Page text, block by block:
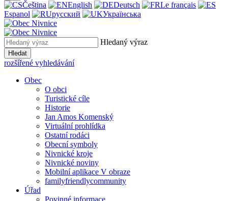
Čeština English Deutsch
Le français
Espanol
русский Українська
Hledaný výraz
Hledat
rozšířené vyhledávání
Obec
O obci
Turistické cíle
Historie
Jan Amos Komenský
Virtuální prohlídka
Ostatní rodáci
Obecní symboly
Nivnické kroje
Nivnické noviny
Mobilní aplikace V obraze
familyfriendlycommunity
Úřad
Povinné informace